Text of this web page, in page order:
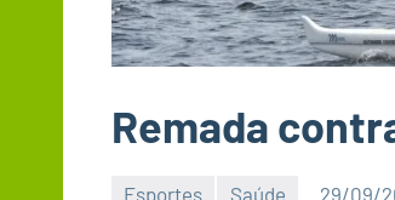
Remada
Esportes Saúde 29/09/